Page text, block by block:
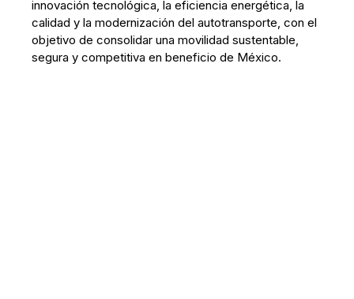
innovación tecnológica, la eficiencia energética, la
calidad y la modernización del autotransporte, con el
objetivo de consolidar una movilidad sustentable,
segura y competitiva en beneficio de México.